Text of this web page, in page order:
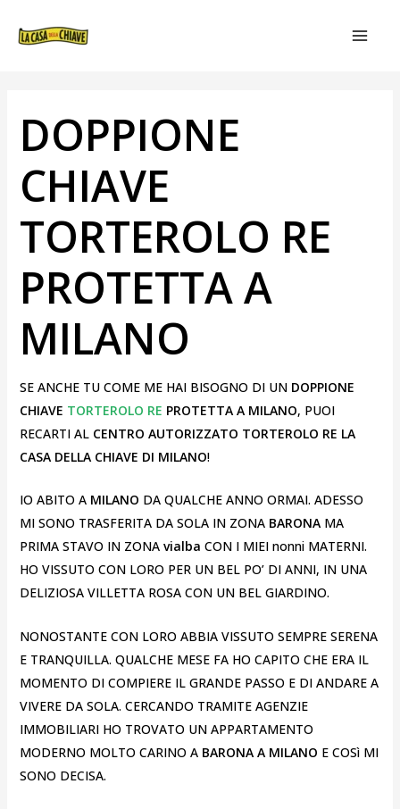
DOPPIONE
CHIAVE
TORTEROLO RE
PROTETTA A
MILANO
SE ANCHE TU COME ME HAI BISOGNO DI UN DOPPIONE
CHIAVE TORTEROLO RE PROTETTA A MILANO, PUOI
RECARTI AL CENTRO AUTORIZZATO TORTEROLO RE LA
CASA DELLA CHIAVE DI MILANO!
IO ABITO A MILANO DA QUALCHE ANNO ORMAI. ADESSO
MI SONO TRASFERITA DA SOLA IN ZONA BARONA MA
PRIMA STAVO IN ZONA vialba CON I MIEI nonni MATERNI.
HO VISSUTO CON LORO PER UN BEL PO’ DI ANNI, IN UNA
DELIZIOSA VILLETTA ROSA CON UN BEL GIARDINO.
NONOSTANTE CON LORO ABBIA VISSUTO SEMPRE SERENA
E TRANQUILLA. QUALCHE MESE FA HO CAPITO CHE ERA IL
MOMENTO DI COMPIERE IL GRANDE PASSO E DI ANDARE A
VIVERE DA SOLA. CERCANDO TRAMITE AGENZIE
IMMOBILIARI HO TROVATO UN APPARTAMENTO
MODERNO MOLTO CARINO A BARONA A MILANO E COSì MI
SONO DECISA.
ARTICOLI